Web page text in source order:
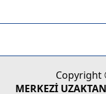
Copyright
MERKEZİ